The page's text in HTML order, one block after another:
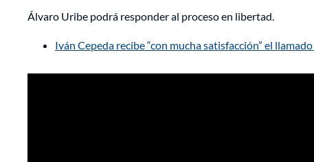
Álvaro Uribe podrá responder al proceso en libertad.
Iván Cepeda recibe “con mucha satisfacción” el